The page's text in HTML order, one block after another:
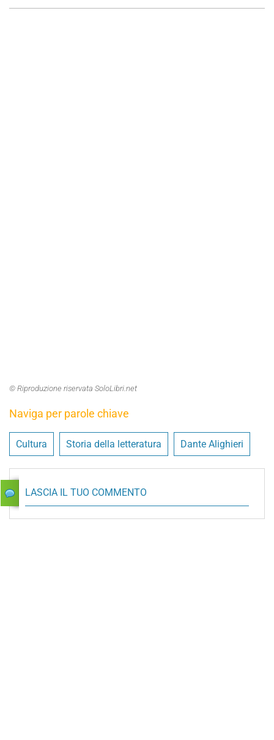
© Riproduzione riservata SoloLibri.net
Naviga per parole chiave
Cultura Storia della letteratura Dante Alighieri
LASCIA IL TUO COMMENTO